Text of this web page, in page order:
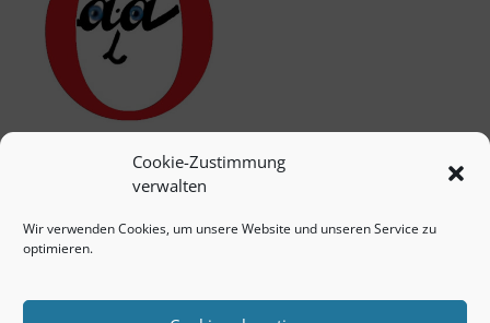
Cookie-Zustimmung
verwalten
Wir verwenden Cookies, um unsere Website und unseren Service zu
optimieren.